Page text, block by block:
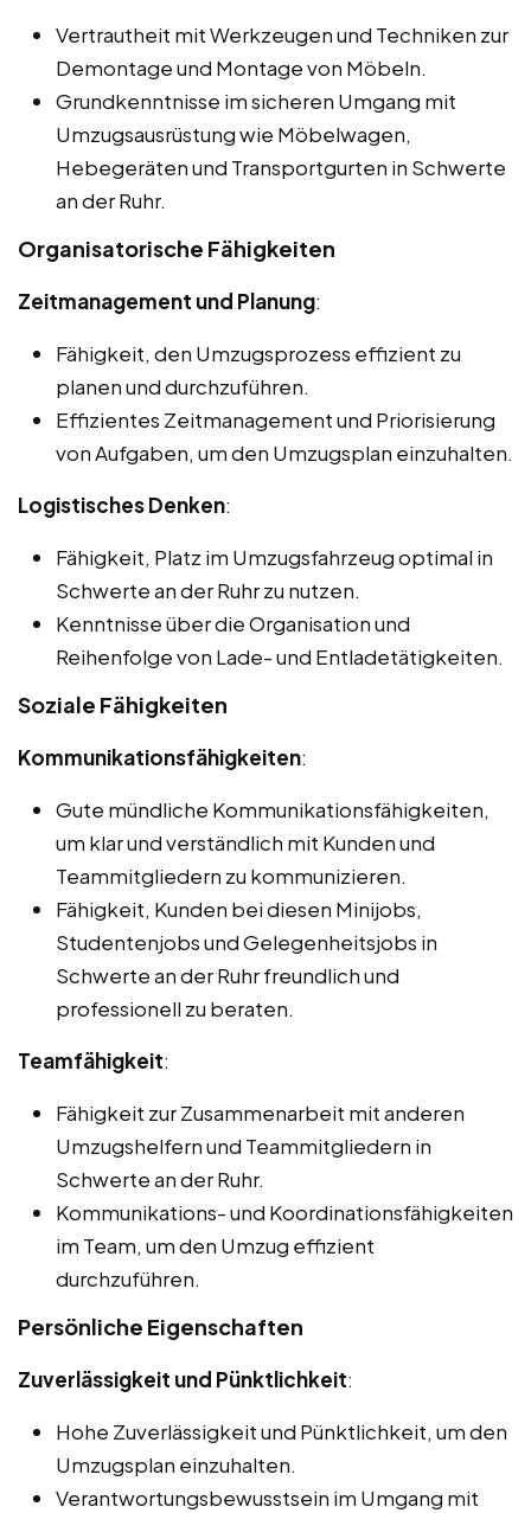
Vertrautheit mit Werkzeugen und Techniken zur
Demontage und Montage von Möbeln.
Grundkenntnisse im sicheren Umgang mit
Umzugsausrüstung wie Möbelwagen,
Hebegeräten und Transportgurten in Schwerte
an der Ruhr.
Organisatorische Fähigkeiten
Zeitmanagement und Planung:
Fähigkeit, den Umzugsprozess effizient zu
planen und durchzuführen.
Effizientes Zeitmanagement und Priorisierung
von Aufgaben, um den Umzugsplan einzuhalten.
Logistisches Denken:
Fähigkeit, Platz im Umzugsfahrzeug optimal in
Schwerte an der Ruhr zu nutzen.
Kenntnisse über die Organisation und
Reihenfolge von Lade- und Entladetätigkeiten.
Soziale Fähigkeiten
Kommunikationsfähigkeiten:
Gute mündliche Kommunikationsfähigkeiten,
um klar und verständlich mit Kunden und
Teammitgliedern zu kommunizieren.
Fähigkeit, Kunden bei diesen Minijobs,
Studentenjobs und Gelegenheitsjobs in
Schwerte an der Ruhr freundlich und
professionell zu beraten.
Teamfähigkeit:
Fähigkeit zur Zusammenarbeit mit anderen
Umzugshelfern und Teammitgliedern in
Schwerte an der Ruhr.
Kommunikations- und Koordinationsfähigkeiten
im Team, um den Umzug effizient
durchzuführen.
Persönliche Eigenschaften
Zuverlässigkeit und Pünktlichkeit:
Hohe Zuverlässigkeit und Pünktlichkeit, um den
Umzugsplan einzuhalten.
Verantwortungsbewusstsein im Umgang mit